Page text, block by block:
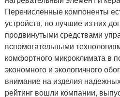
Перечисленные компоненты
устройств, но лучшие из них
продвинутыми средствами
вспомогательными
комфортного микроклимата в
экономного и экологичного
внимание на изделия
рейтинг вошли компании,